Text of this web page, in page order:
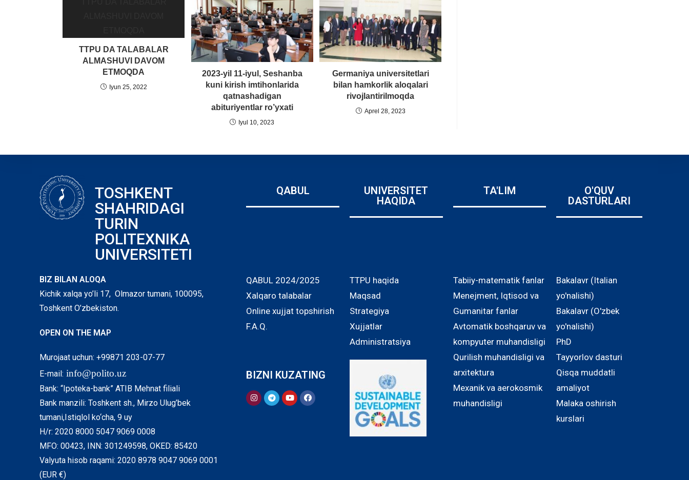
TTPU DA TALABALAR
ALMASHUVI DAVOM
ETMOQDA
Iyun 25, 2022
2023-yil 11-iyul, Seshanba
kuni kirish imtihonlarida
qatnashadigan
abituriyentlar ro’yxati
Iyul 10, 2023
Germaniya universitetlari
bilan hamkorlik aloqalari
rivojlantirilmoqda
Aprel 28, 2023
TOSHKENT
SHAHRIDAGI
TURIN
POLITEXNIKA
UNIVERSITETI
QABUL
UNIVERSITET
HAQIDA
TA'LIM
O'QUV
DASTURLARI
BIZ BILAN ALOQA
Kichik xalqa yo’li 17, Olmazor tumani, 100095,
Toshkent O’zbekiston.
OPEN ON THE MAP
Murojaat uchun: +99871 203-07-77
E-mail: info@polito.uz
Bank: “Ipoteka-bank” ATIB Mehnat filiali
Bank manzili: Toshkent sh., Mirzo Ulug’bek
tumani,Istiqlol ko‘cha, 9 uy
H/r: 2020 8000 5047 9069 0008
MFO: 00423, INN: 301249598, OKED: 85420
Valyuta hisob raqami: 2020 8978 9047 9069 0001
(EUR €)
QABUL 2024/2025
Xalqaro talabalar
Online xujjat topshirish
F.A.Q.
BIZNI KUZATING
TTPU haqida
Maqsad
Strategiya
Xujjatlar
Administratsiya
Tabiiy-matematik fanlar
Menejment, Iqtisod va
Gumanitar fanlar
Avtomatik boshqaruv va
kompyuter muhandisligi
Qurilish muhandisligi va
arxitektura
Mexanik va aerokosmik
muhandisligi
Bakalavr (Italian
yo'nalishi)
Bakalavr (O'zbek
yo'nalishi)
PhD
Tayyorlov dasturi
Qisqa muddatli
amaliyot
Malaka oshirish
kurslari